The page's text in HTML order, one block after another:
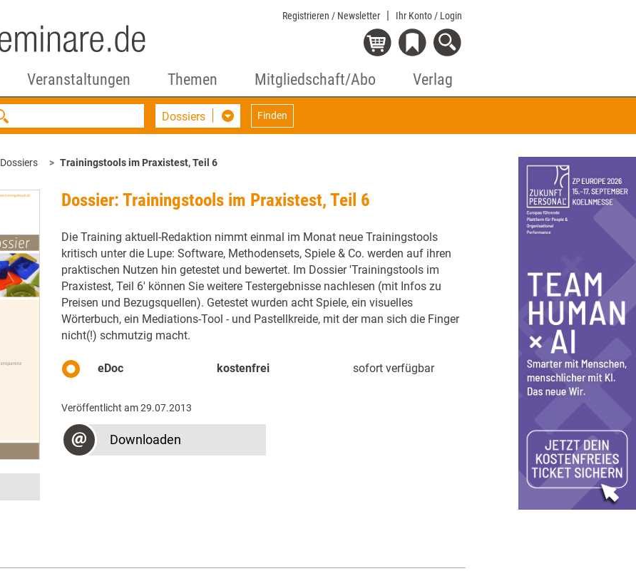
Registrieren / Newsletter Ihr Konto / Login
Veranstaltungen Themen Mitgliedschaft/Abo Verlag
Dossiers Finden
Dossiers Trainingstools im Praxistest, Teil 6
Dossier: Trainingstools im Praxistest, Teil 6
Die Training aktuell-Redaktion nimmt einmal im Monat neue Trainingstools
kritisch unter die Lupe: Software, Methodensets, Spiele & Co. werden auf ihren
praktischen Nutzen hin getestet und bewertet. Im Dossier 'Trainingstools im
Praxistest, Teil 6' können Sie weitere Testergebnisse nachlesen (mit Infos zu
Preisen und Bezugsquellen). Getestet wurden acht Spiele, ein visuelles
Wörterbuch, ein Mediations-Tool - und Pastellkreide, mit der man sich die Finger
nicht(!) schmutzig macht.
eDoc kostenfrei sofort verfügbar
Veröffentlicht am 29.07.2013
Downloaden